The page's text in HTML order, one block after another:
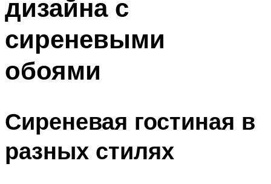
дизайна с
сиреневыми
обоями
Сиреневая гостиная в
разных стилях